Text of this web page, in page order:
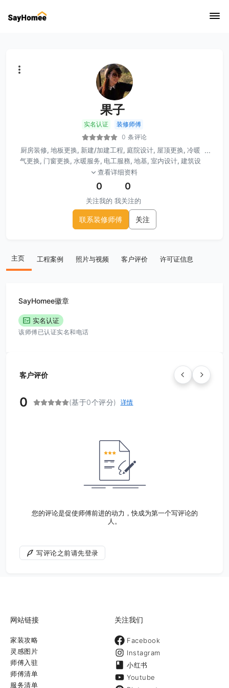
果子
实名认证
装修师傅
0 条评论
厨房装修, 地板更换, 新建/加建工程, 庭院设计, 屋顶更换, 冷暖
气更换, 门窗更换, 水暖服务, 电工服務, 地基, 室内设计, 建筑设
计, 浴室裝修, 瓷砖, 灯具安装, 围栏安装, 楼梯更换, 打磨, ADU
工程, 商业项目, 窗户保护膜, 浴室玻璃门, 庭院工程, 水泥工程,
...
查看详细资料
0
关注我的
0
我关注的
联系装修师傅 关注
主页 工程案例 照片与视频 客户评价 许可证信息
SayHomee徽章
实名认证
该师傅已认证实名和电话
客户评价
0 (基于0个评分) 详情
您的评论是促使师傅前进的动力，快成为第一个写评论的
人。
写评论之前请先登录
网站链接
家装攻略
灵感图片
师傅入驻
师傅清单
服务清单
关注我们
Facebook
Instagram
小红书
Youtube